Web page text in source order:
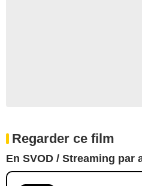
Regarder ce film
En SVOD / Streaming par